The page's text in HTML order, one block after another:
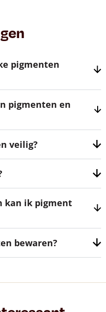
pigmenten
pigmenten en
veilig?
kan ik pigment
bewaren?